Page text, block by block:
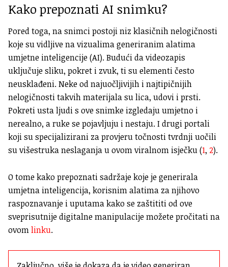
Kako prepoznati AI snimku?
Pored toga, na snimci postoji niz klasičnih nelogičnosti
koje su vidljive na vizualima generiranim alatima
umjetne inteligencije (AI). Budući da videozapis
uključuje sliku, pokret i zvuk, ti su elementi često
neusklađeni. Neke od najuočljivijih i najtipičnijih
nelogičnosti takvih materijala su lica, udovi i prsti.
Pokreti usta ljudi s ove snimke izgledaju umjetno i
nerealno, a ruke sepojavljuju i nestaju. I drugi portali
koji su specijalizirani za provjeru točnosti tvrdnji uočili
su višestruka neslaganja u ovom viralnom isječku (1, 2).
O tome kako prepoznati sadržaje koje je generirala
umjetna inteligencija, korisnim alatima za njihovo
raspoznavanje i uputama kako se zaštititi od ove
sveprisutnije digitalne manipulacije možete pročitati na
ovomlinku.